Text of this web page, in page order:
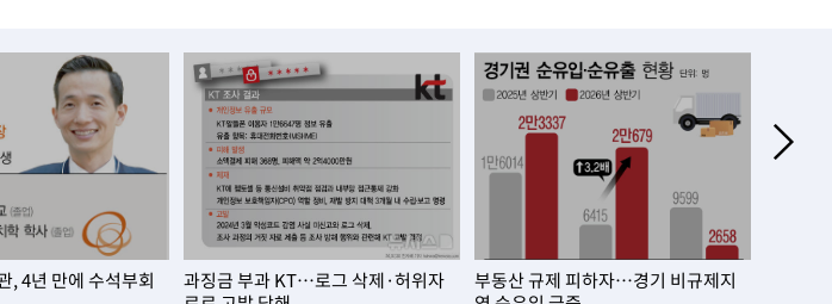
, 4년 만에 수석부회
과징금 부과 KT…로그 삭제·허위자
부동산 규제 피하자…경기 비규제지